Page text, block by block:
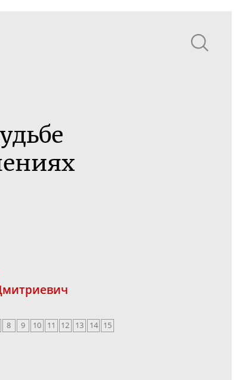
8 9 10 11 12 13 14 15